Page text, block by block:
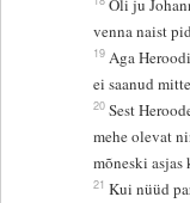
Oli ju
venna naist
19 Aga
ei saanud
20 Sest
mehe olevat
mõneski asjas
21 Kui nüüd